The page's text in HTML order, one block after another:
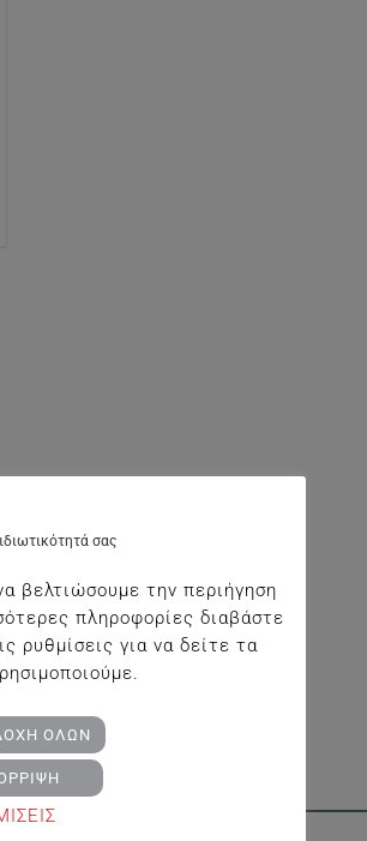
σας
βελτιώσουμε την περιήγηση
πληροφορίες διαβάστε
ρυθμίσεις για να δείτε τα
ΟΛΩΝ